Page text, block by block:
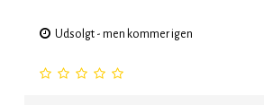
Udsolgt - men kommer igen